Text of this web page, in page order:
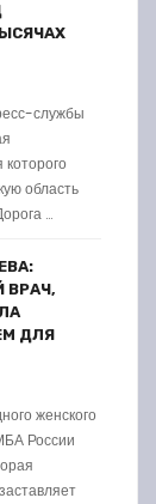
службы
область
…
ВРАЧ,
ДЛЯ
женского
России